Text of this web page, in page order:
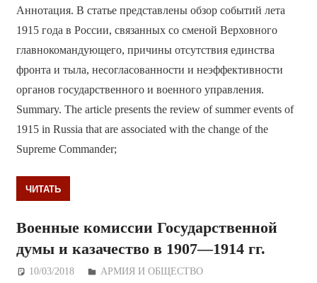
Аннотация. В статье представлены обзор событий лета
1915 года в России, связанных со сменой Верховного
главнокомандующего, причины отсутствия единства
фронта и тыла, несогласованности и неэффективности
органов государственного и военного управления.
Summary. The article presents the review of summer events of
1915 in Russia that are associated with the change of the
Supreme Commander;
ЧИТАТЬ
Военные комиссии Государственной
думы и казачество в 1907—1914 гг.
10/03/2018 Дежурный по Редакции
АРМИЯ И ОБЩЕСТВО